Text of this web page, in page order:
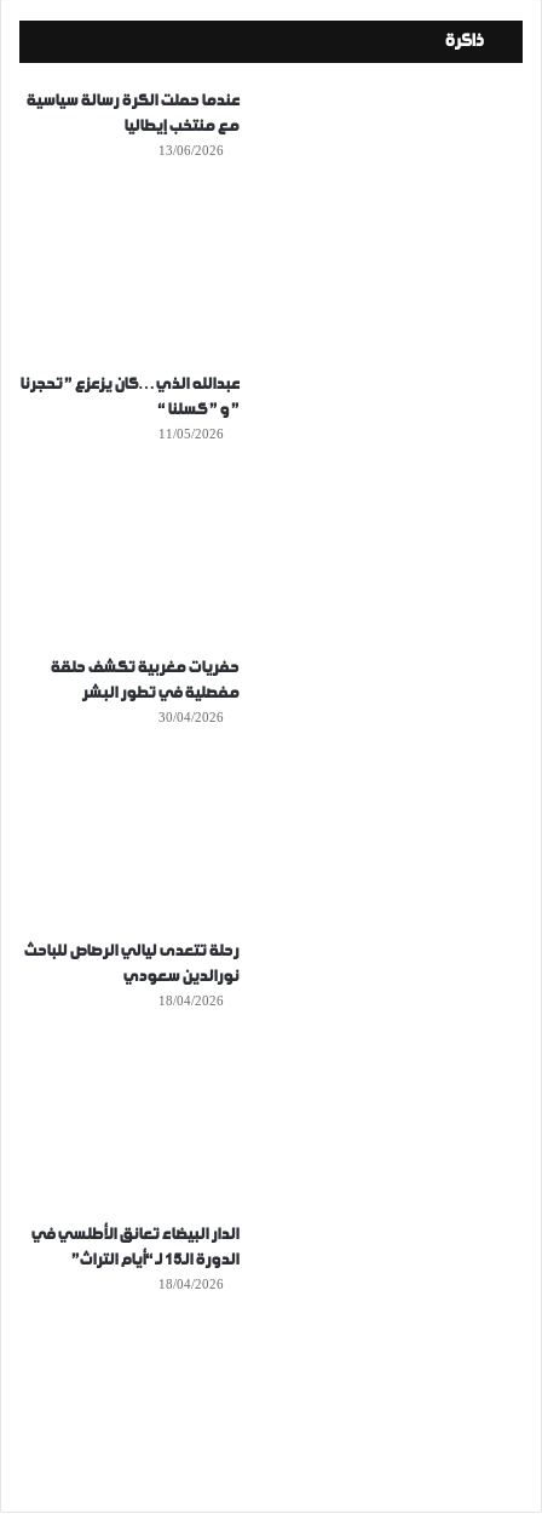
ذاكرة
عندما حملت الكرة رسالة سياسية
مع منتخب إيطاليا
13/06/2026
عبدالله الذي…كان يزعزع ” تحجرنا
” و ” كسلنا “
11/05/2026
حفريات مغربية تكشف حلقة
مفصلية في تطور البشر
30/04/2026
رحلة تتعدى ليالي الرصاص للباحث
نورالدين سعودي
18/04/2026
الدار البيضاء تعانق الأطلسي في
الدورة الـ15 لـ “أيام التراث”
18/04/2026